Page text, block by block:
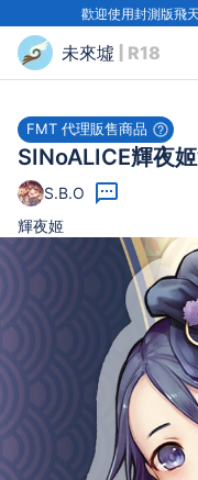
歡迎使用封測版飛
未來墟 | R18
FMT 代理販售商品
SINoALICE輝夜
S.B.O
輝夜姬